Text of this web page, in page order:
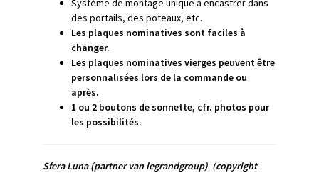
Système de montage unique à encastrer dans
des portails, des poteaux, etc.
Les plaques nominatives sont faciles à
changer.
Les plaques nominatives vierges peuvent être
personnalisées lors de la commande ou
après.
1 ou 2 boutons de sonnette, cfr. photos pour
les possibilités.
Sfera Luna(partner van legrandgroup) (copyright